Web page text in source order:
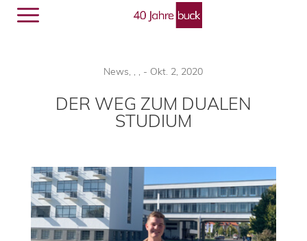
News, , , - Okt. 2, 2020
DER WEG ZUM DUALEN
STUDIUM